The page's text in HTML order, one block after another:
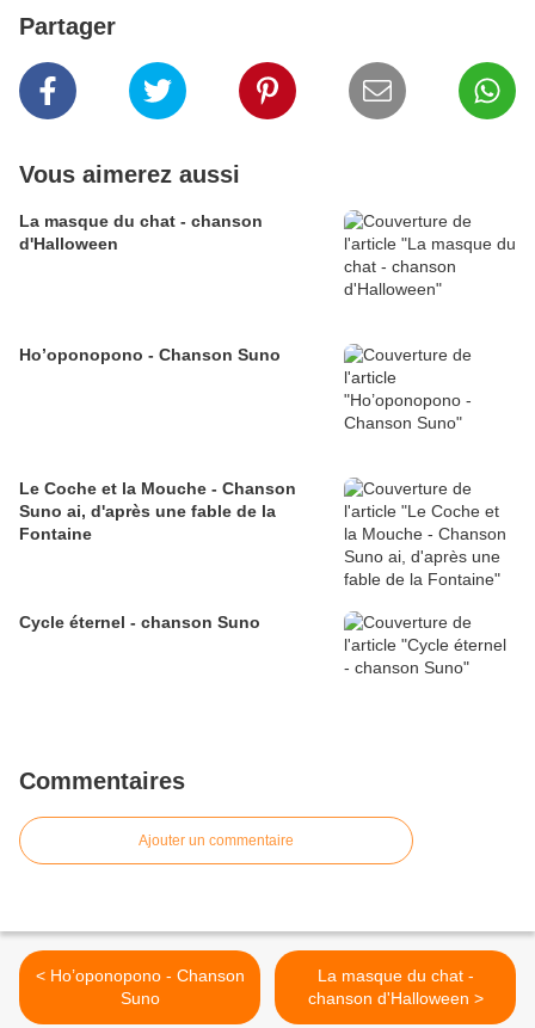
Partager
Vous aimerez aussi
La masque du chat - chanson
d'Halloween
Ho’oponopono - Chanson Suno
Le Coche et la Mouche - Chanson
Suno ai, d'après une fable de la
Fontaine
Cycle éternel - chanson Suno
Commentaires
Ajouter un commentaire
< Ho’oponopono - Chanson
Suno
La masque du chat -
chanson d'Halloween >